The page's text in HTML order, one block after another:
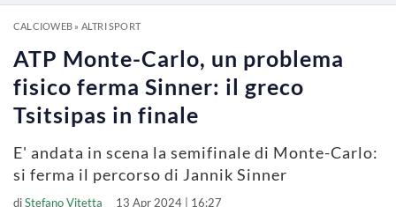
CALCIOWEB» ALTRI SPORT
ATP Monte-Carlo, un problema
fisico ferma Sinner: il greco
Tsitsipas in finale
E' andata in scena la semifinale di Monte-Carlo:
si ferma il percorso di Jannik Sinner
diStefano Vitetta 13 Apr 2024 | 16:27